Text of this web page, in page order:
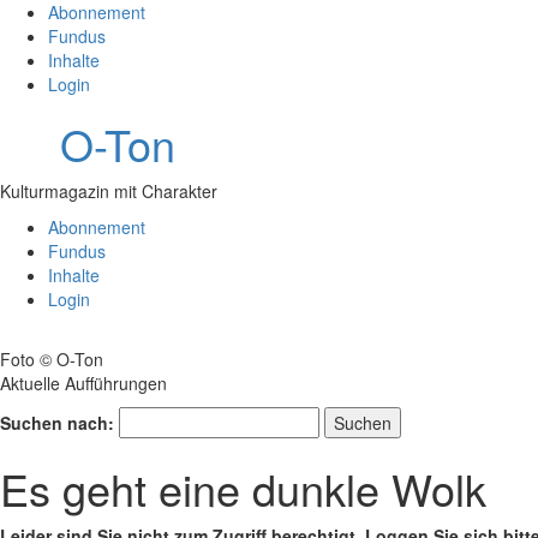
Abonnement
Fundus
Inhalte
Login
O-Ton
Kulturmagazin mit Charakter
Abonnement
Fundus
Inhalte
Login
Foto © O-Ton
Aktuelle Aufführungen
Suchen nach:
Es geht eine dunkle Wolk